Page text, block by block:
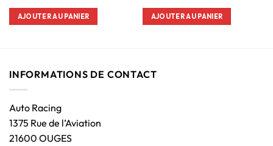
AJOUTER AU PANIER AJOUTER AU PANIER
INFORMATIONS DE CONTACT
Auto Racing
1375 Rue de l’Aviation
21600 OUGES